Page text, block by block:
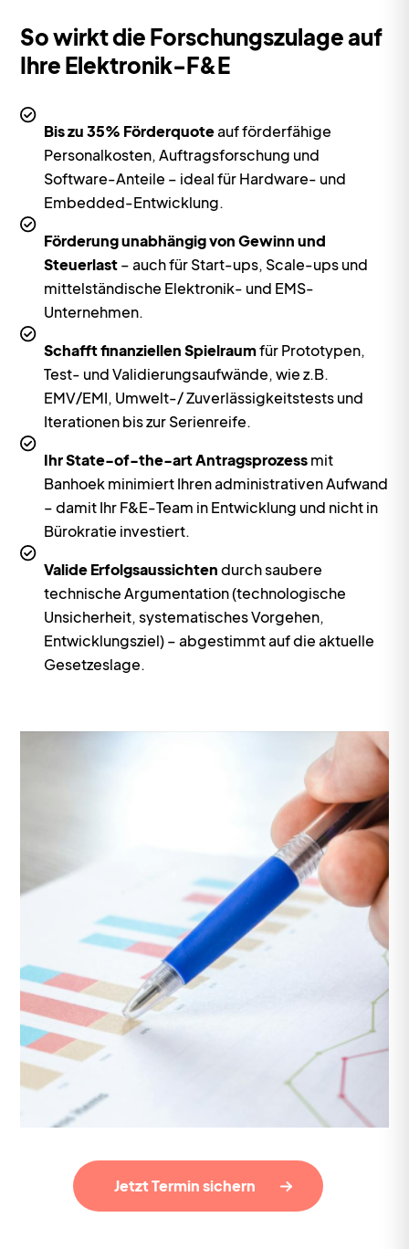
So wirkt die Forschungszulage auf
Ihre Elektronik-F&E
Bis zu 35% Förderquoteauf förderfähige
Personalkosten, Auftragsforschung und
Software-Anteile – ideal für Hardware- und
Embedded-Entwicklung.
Förderung unabhängig von Gewinn und
Steuerlast– auch für Start-ups, Scale-ups und
mittelständische Elektronik- und EMS-
Unternehmen.
Schafft finanziellen Spielraumfür Prototypen,
Test- und Validierungsaufwände, wie z.B.
EMV/EMI, Umwelt-/ Zuverlässigkeitstests und
Iterationen bis zur Serienreife.
Ihr State-of-the-art Antragsprozessmit
Banhoek minimiert Ihren administrativen Aufwand
– damit Ihr F&E-Team in Entwicklung und nicht in
Bürokratie investiert.
Valide Erfolgsaussichtendurch saubere
technische Argumentation (technologische
Unsicherheit, systematisches Vorgehen,
Entwicklungsziel) – abgestimmt auf die aktuelle
Gesetzeslage.
Jetzt Termin sichern